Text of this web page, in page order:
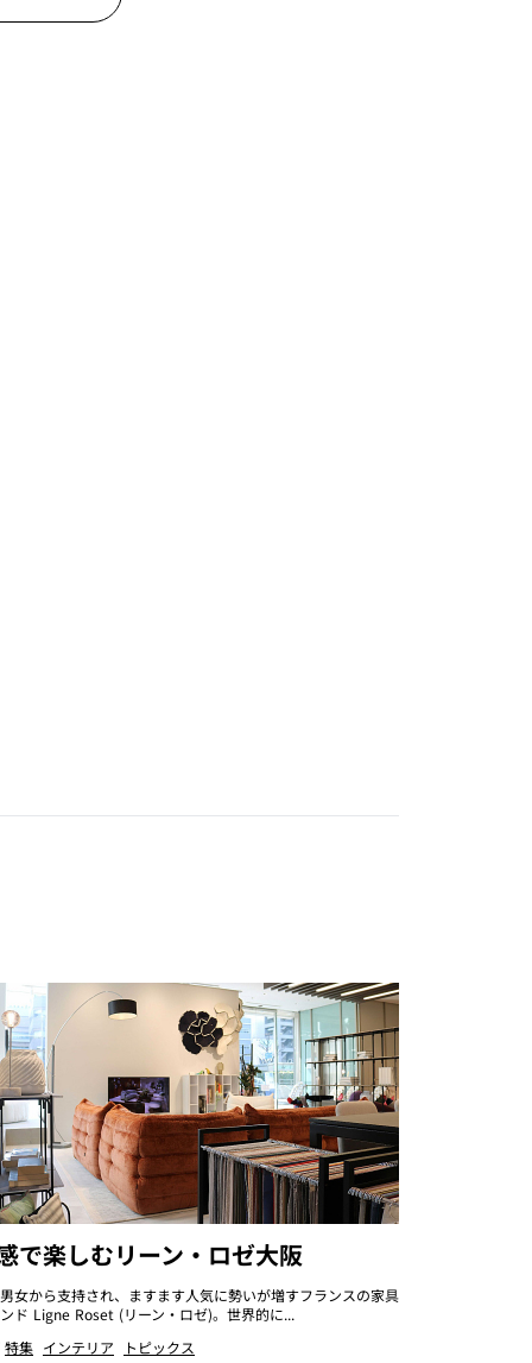
で楽しむリーン・ロゼ大阪
女から支持され、ますます人気に勢いが増すフランスの家具
ド Ligne Roset (リーン・ロゼ)。世界的に...
特集 インテリア
トピックス